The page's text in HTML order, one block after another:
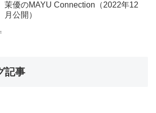
茉優のMAYU Connection（2022年12
月公開）
記事